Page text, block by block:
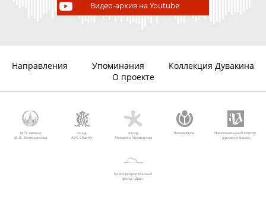
Видео-архив на Youtube
Направления Упоминания
Коллекция Дувакина
О проекте
МГУ имени
М.В. Ломоносова
Фонд
AVC Charity
Фонд
Михаила Прохорова
Викимедиа
Национальный корпус
русского языка
Благотворительный
фонд «Дар»